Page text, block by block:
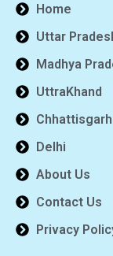
Home
Uttar
Madhya
UttraKhand
Chhattisgarh
Delhi
About Us
Contact Us
Privacy